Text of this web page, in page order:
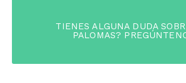
TIENES ALGUNA DUDA
PALOMAS?